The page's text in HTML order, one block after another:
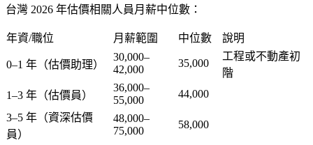
台灣 2026 年估價相關人員月薪中位數：
年資/職位 月薪範圍 中位數 說明
0–1 年（估價助理）
30,000–
42,000
35,000
工程或不動產初
階
1–3 年（估價員）
36,000–
55,000
44,000
3–5 年（資深估價
員）
48,000–
75,000
58,000